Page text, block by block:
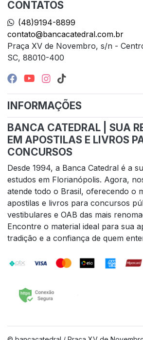
CONTATOS
(48)9194-8899
contato@bancacatedral.com.br
Praça XV de Novembro, s/n -
SC, 88010-400
INFORMAÇÕES
BANCA CATEDRAL | SUA
EM APOSTILAS E LIVROS
CONCURSOS
Desde 1994, a Banca Catedral é a
estudos em Florianópolis. Agora,
atende todo o Brasil, oferecendo o
apostilas e livros para concursos
vestibulares e OAB das mais
Encontre o material ideal para sua
tradição e a confiança de quem